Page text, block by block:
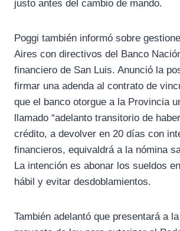
justo antes del cambio de mando.
Poggi también informó sobre
Aires con directivos del Banco
financiero de San Luis. Anunció la
firmar una adenda al contrato de
que el banco otorgue a la Provincia
llamado “adelanto transitorio de
crédito, a devolver en 20 días con
financieros, equivaldrá a la nómina
La intención es abonar los sueldos
hábil y evitar desdoblamientos.
También adelantó que presentará a